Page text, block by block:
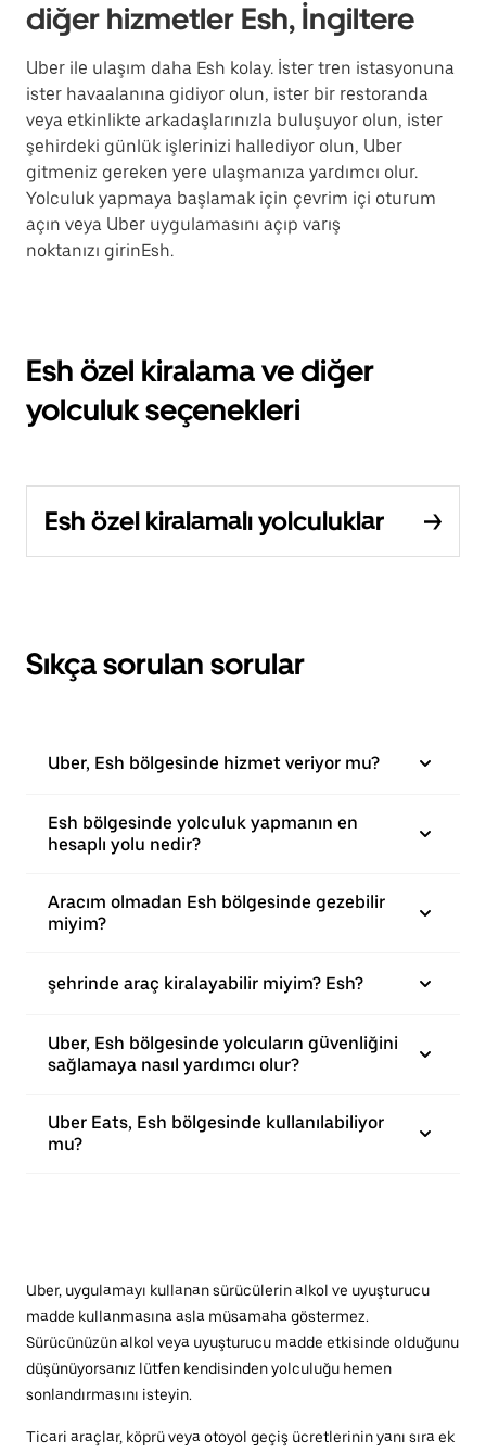
diğer hizmetler Esh, İngiltere
Uber ile ulaşım daha Esh kolay. İster tren istasyonuna
ister havaalanına gidiyor olun, ister bir restoranda
veya etkinlikte arkadaşlarınızla buluşuyor olun, ister
şehirdeki günlük işlerinizi hallediyor olun, Uber
gitmeniz gereken yere ulaşmanıza yardımcı olur.
Yolculuk yapmaya başlamak için çevrim içi oturum
açın veya Uber uygulamasını açıp varış
noktanızı girinEsh.
Esh özel kiralama ve diğer
yolculuk seçenekleri
Esh özel kiralamalı yolculuklar
Sıkça sorulan sorular
Uber, Esh bölgesinde hizmet veriyor mu?
Esh bölgesinde yolculuk yapmanın en
hesaplı yolu nedir?
Aracım olmadan Esh bölgesinde gezebilir
miyim?
şehrinde araç kiralayabilir miyim? Esh?
Uber, Esh bölgesinde yolcuların güvenliğini
sağlamaya nasıl yardımcı olur?
Uber Eats, Esh bölgesinde kullanılabiliyor
mu?
Uber, uygulamayı kullanan sürücülerin alkol ve uyuşturucu
madde kullanmasına asla müsamaha göstermez.
Sürücünüzün alkol veya uyuşturucu madde etkisinde olduğunu
düşünüyorsanız lütfen kendisinden yolculuğu hemen
sonlandırmasını isteyin.
Ticari araçlar, köprü veya otoyol geçiş ücretlerinin yanı sıra ek